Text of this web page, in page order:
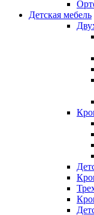
Детская мебель